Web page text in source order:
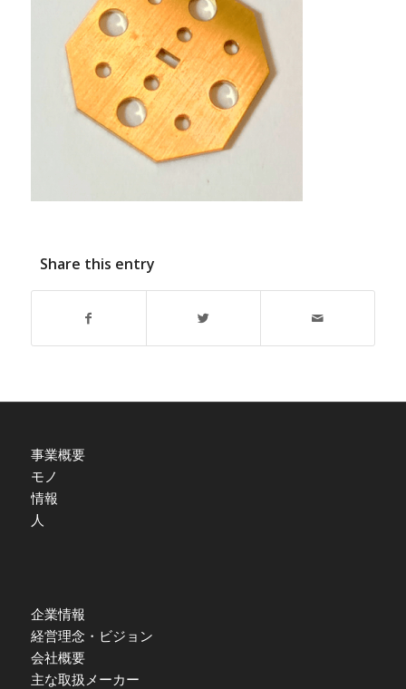
Share this entry
事業概要
モノ
情報
人
企業情報
経営理念・ビジョン
会社概要
主な取扱メーカー